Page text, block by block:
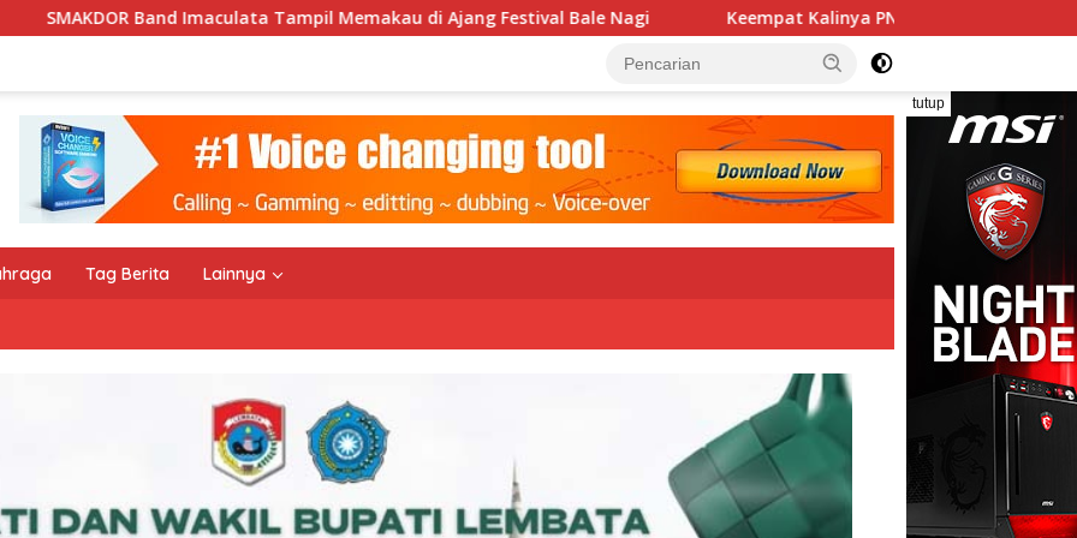
Tampil Memakau di Ajang Festival Bale Nagi Keempat Kalinya PN Lembata Kabulkan Eksepsi, Kado Songsong
tutup
Tag Berita Lainnya